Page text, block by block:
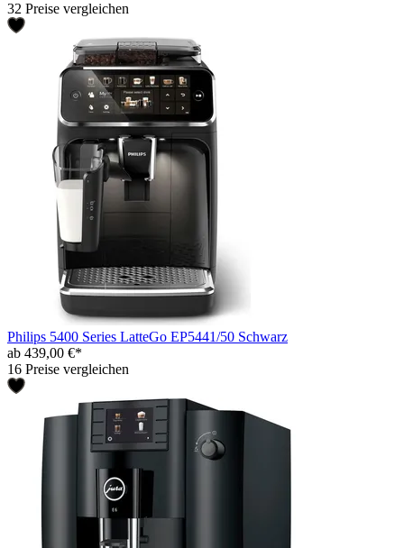
32 Preise vergleichen
Philips 5400 Series LatteGo EP5441/50 Schwarz
ab 439,00 €*
16 Preise vergleichen